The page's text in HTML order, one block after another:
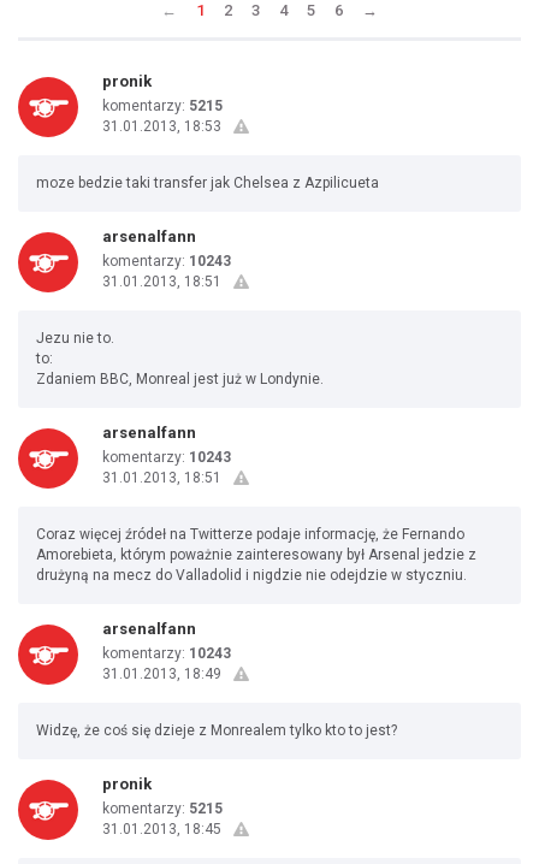
← 1 2 3 4 5 6 →
pronik
komentarzy: 5215
31.01.2013, 18:53
moze bedzie taki transfer jak Chelsea z Azpilicueta
arsenalfann
komentarzy: 10243
31.01.2013, 18:51
Jezu nie to.
to:
Zdaniem BBC, Monreal jest już w Londynie.
arsenalfann
komentarzy: 10243
31.01.2013, 18:51
Coraz więcej źródeł na Twitterze podaje informację, że Fernando
Amorebieta, którym poważnie zainteresowany był Arsenal jedzie z
drużyną na mecz do Valladolid i nigdzie nie odejdzie w styczniu.
arsenalfann
komentarzy: 10243
31.01.2013, 18:49
Widzę, że coś się dzieje z Monrealem tylko kto to jest?
pronik
komentarzy: 5215
31.01.2013, 18:45